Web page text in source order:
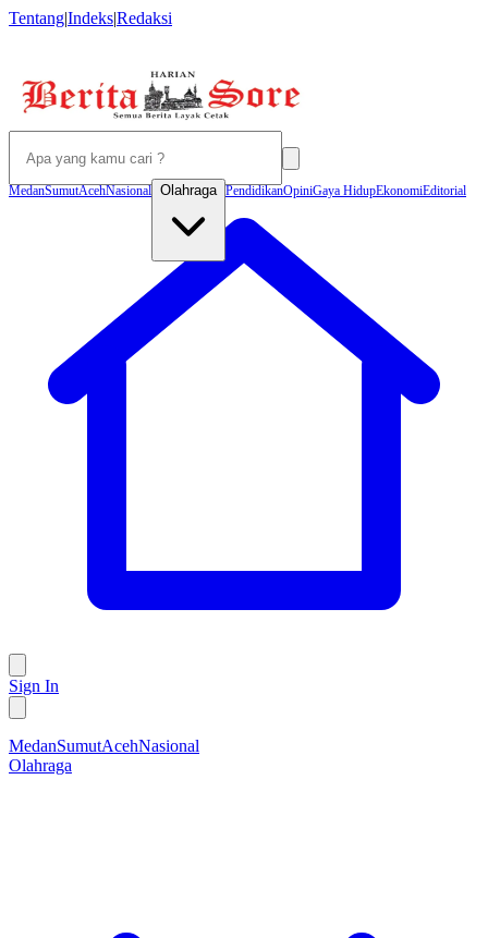
Tentang|Indeks|Redaksi
MedanSumutAcehNasional Olahraga PendidikanOpiniGaya HidupEkonomiEditorial
Sign In
MedanSumutAcehNasional
Olahraga